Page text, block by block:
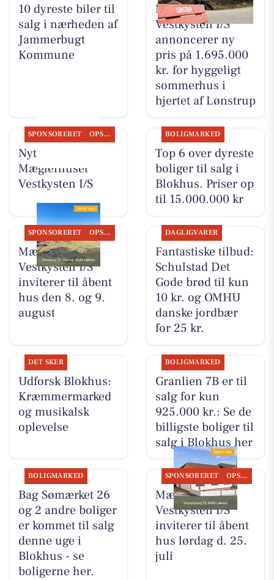
10 dyreste biler til
salg i nærheden af
Jammerbugt
Kommune
Mæglerhuset
Vestkysten I/S
annoncerer ny
pris på 1.695.000
kr. for hyggeligt
sommerhus i
hjertet af Lønstrup
SPONSORERET OPSLAGSTAVLEN
Nyt fra
Mæglerhuset
Vestkysten I/S
BOLIGMARKED
Top 6 over dyreste
boliger til salg i
Blokhus. Priser op
til 15.000.000 kr
SPONSORERET OPSLAGSTAVLEN
Mæglerhuset
Vestkysten I/S
inviterer til åbent
hus den 8. og 9.
august
DAGLIGVARER
Fantastiske tilbud:
Schulstad Det
Gode brød til kun
10 kr. og OMHU
danske jordbær
for 25 kr.
DET SKER
Udforsk Blokhus:
Kræmmermarked
og musikalsk
oplevelse
BOLIGMARKED
Granlien 7B er til
salg for kun
925.000 kr.: Se de
billigste boliger til
salg i Blokhus her
BOLIGMARKED
Bag Sømærket 26
og 2 andre boliger
er kommet til salg
denne uge i
Blokhus - se
boligerne her.
SPONSORERET OPSLAGSTAVLEN
Mæglerhuset
Vestkysten I/S
inviterer til åbent
hus lørdag d. 25.
juli